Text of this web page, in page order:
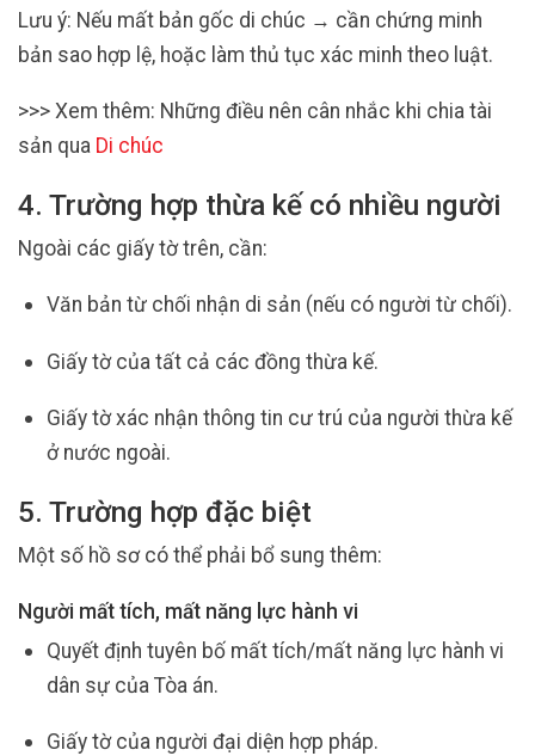
Lưu ý: Nếu mất bản gốc di chúc → cần chứng minh
bản sao hợp lệ, hoặc làm thủ tục xác minh theo luật.
>>> Xem thêm: Những điều nên cân nhắc khi chia tài
sản qua Di chúc
4. Trường hợp thừa kế có nhiều người
Ngoài các giấy tờ trên, cần:
Văn bản từ chối nhận di sản (nếu có người từ chối).
Giấy tờ của tất cả các đồng thừa kế.
Giấy tờ xác nhận thông tin cư trú của người thừa kế
ở nước ngoài.
5. Trường hợp đặc biệt
Một số hồ sơ có thể phải bổ sung thêm:
Người mất tích, mất năng lực hành vi
Quyết định tuyên bố mất tích/mất năng lực hành vi
dân sự của Tòa án.
Giấy tờ của người đại diện hợp pháp.